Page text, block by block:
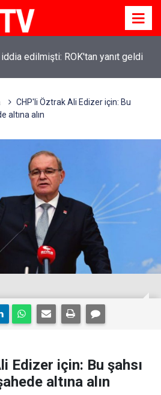
edilmişti: ROK'tan yanıt geldi
YKS değişecek mi?
CHP'li Öztrak Ali Edizer için: Bu
altına alın
Edizer için: Bu şahsı
altına alın